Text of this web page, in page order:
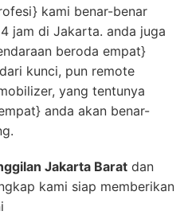
kami benar-benar
jam di Jakarta. anda juga
beroda empat}
kunci, pun remote
yang tentunya
anda akan benar-
Jakarta Barat dan
kami siap memberikan